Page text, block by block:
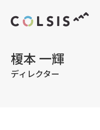
MENU
榎本 一輝
ディレクター